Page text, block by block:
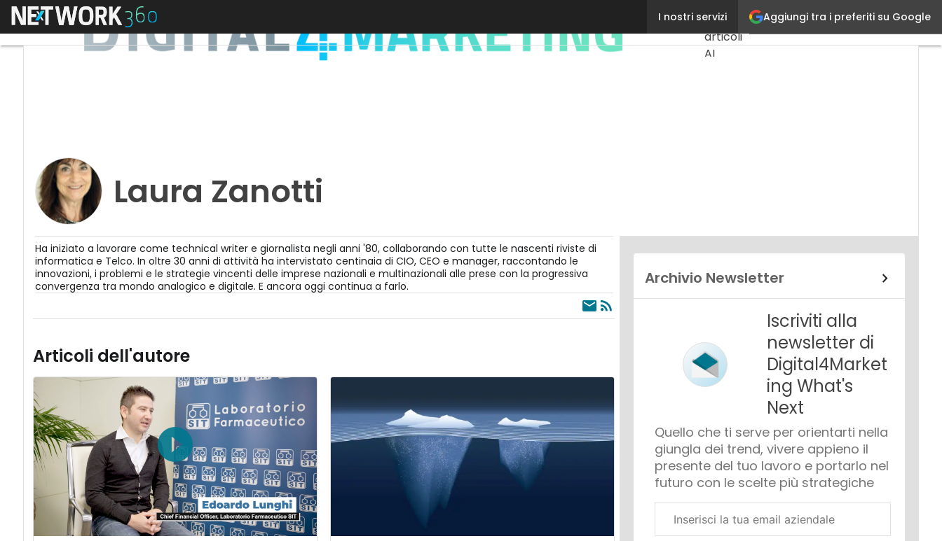
Aggiungi tra i preferiti su Google
I nostri servizi
Menu Laura ZanottiUltimi
articoli
AI
Laura Zanotti
Ha iniziato a lavorare come technical writer e giornalista negli anni '80, collaborando con tutte le nascenti riviste di
informatica e Telco. In oltre 30 anni di attività ha intervistato centinaia di CIO, CEO e manager, raccontando le
innovazioni, i problemi e le strategie vincenti delle imprese nazionali e multinazionali alle prese con la progressiva
convergenza tra mondo analogico e digitale. E ancora oggi continua a farlo.
Articoli dell'autore
Archivio Newsletter
Iscriviti alla
newsletter di
Digital4Market
ing What's
Next
Quello che ti serve per orientarti nella
giungla dei trend, vivere appieno il
presente del tuo lavoro e portarlo nel
futuro con le scelte più strategiche
aziendale